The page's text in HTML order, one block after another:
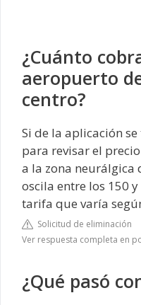
¿Cuánto
aeropuerto
centro?
Si de la aplicación
para revisar el
a la zona neurálgica
oscila entre los 150
tarifa que varía
Solicitud de eliminación
Ver respuesta completa en
¿Qué pasó